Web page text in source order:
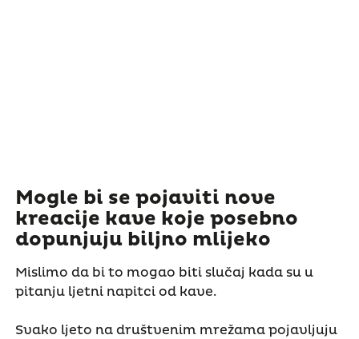
Mogle bi se pojaviti nove
kreacije kave koje posebno
dopunjuju biljno mlijeko
Mislimo da bi to mogao biti slučaj kada su u
pitanju ljetni napitci od kave.
Svako ljeto na društvenim mrežama pojavljuju